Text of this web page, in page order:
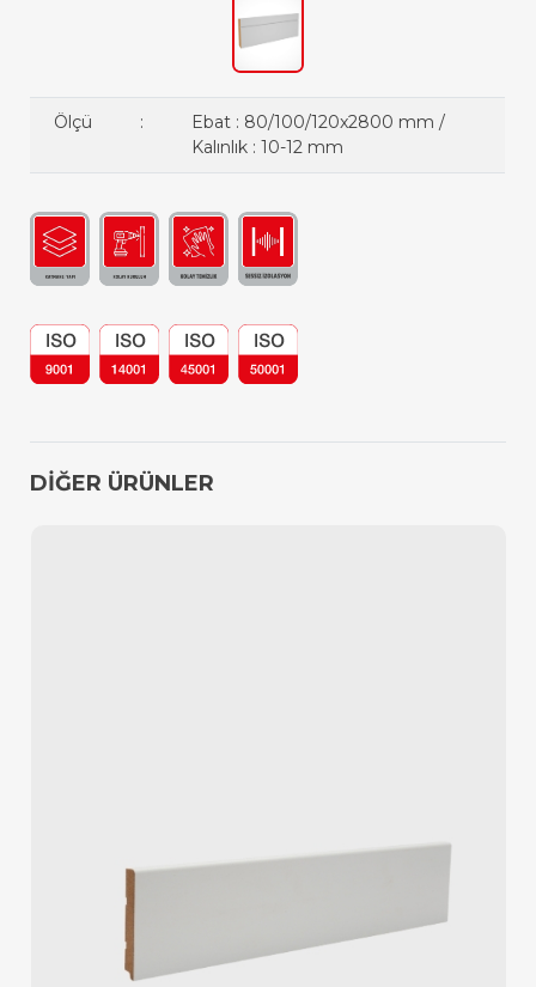
Ölçü :
Ebat : 80/100/120x2800 mm /
Kalınlık : 10-12 mm
DİĞER ÜRÜNLER